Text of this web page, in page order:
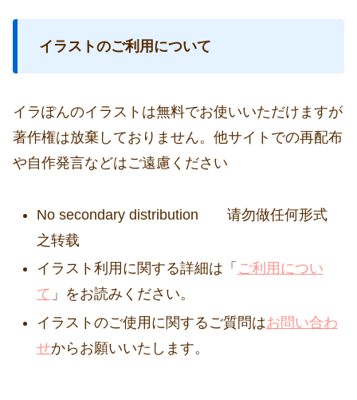
イラストのご利用について
イラぽんのイラストは無料でお使いいただけますが
著作権は放棄しておりません。他サイトでの再配布
や自作発言などはご遠慮ください
No secondary distribution 请勿做任何形式
之转载
イラスト利用に関する詳細は「 ご利用につい
て 」をお読みください。
イラストのご使用に関するご質問はお問い合わ
せからお願いいたします。